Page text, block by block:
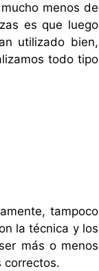
menos de
es que luego
utilizado bien,
todo tipo
tampoco
la técnica y los
más o menos
correctos.